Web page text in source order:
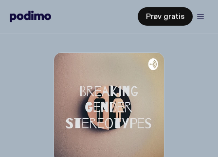
Prøv gratis